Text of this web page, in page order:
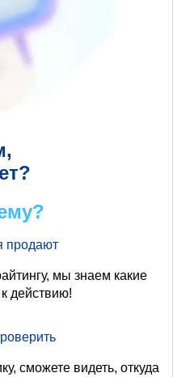
продают
мы знаем какие
действию!
сможете видеть, откуда